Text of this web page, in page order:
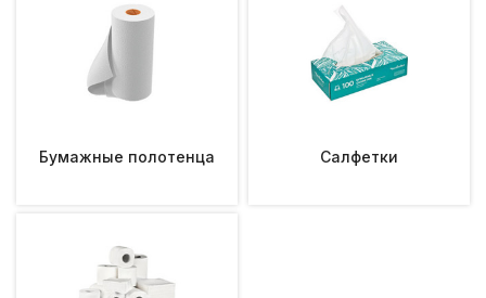
Бумажные полотенца Салфетки